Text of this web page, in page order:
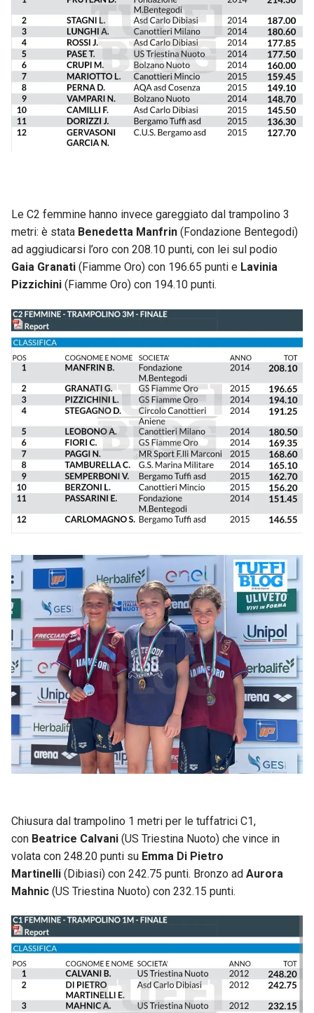
Le C2 femmine hanno invece gareggiato dal trampolino 3
metri: è stata Benedetta Manfrin (Fondazione Bentegodi)
ad aggiudicarsi l’oro con 208.10 punti, con lei sul podio
Gaia Granati (Fiamme Oro) con 196.65 punti e Lavinia
Pizzichini (Fiamme Oro) con 194.10 punti.
Chiusura dal trampolino 1 metri per le tuffatrici C1,
con Beatrice Calvani (US Triestina Nuoto) che vince in
volata con 248.20 punti su Emma Di Pietro
Martinelli (Dibiasi) con 242.75 punti. Bronzo ad Aurora
Mahnic (US Triestina Nuoto) con 232.15 punti.